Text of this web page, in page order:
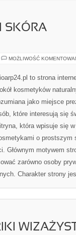
SKÓRA
MOŻLIWOŚĆ
to strona
kosmetyków
jako miejsce
które interesują się
która wpisuje się
o prostszym
Głównym motywem
zarówno osoby
Charakter strony